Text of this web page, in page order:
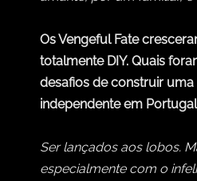
Os Vengeful Fate
totalmente DIY. Quais
desafios de construir
independente em
Ser lançados aos lobos.
especialmente com o